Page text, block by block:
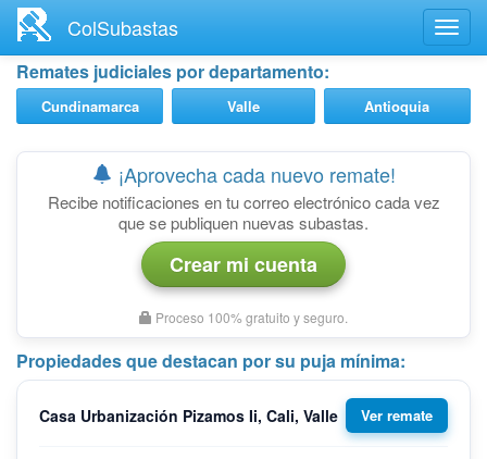
contenido
principal
ColSubastas
Remates judiciales por departamento:
Cundinamarca Valle Antioquia
¡Aprovecha cada nuevo remate!
Recibe notificaciones en tu correo electrónico cada vez
que se publiquen nuevas subastas.
Crear mi cuenta
Proceso 100% gratuito y seguro.
Propiedades que destacan por su puja mínima:
Casa Urbanización Pizamos Ii, Cali, Valle